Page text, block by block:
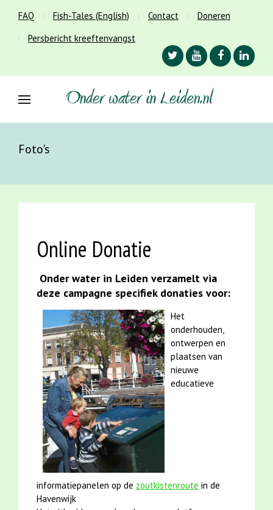
FAQ Fish-Tales (English) Contact
Doneren
Persbericht kreeftenvangst
Foto's
Online Donatie
Onder water in Leiden verzamelt via
deze campagne specifiek donaties voor:
Het
onderhouden,
ontwerpen en
plaatsen van
nieuwe
educatieve
informatiepanelen op de zoutkistenroute in de
Havenwijk